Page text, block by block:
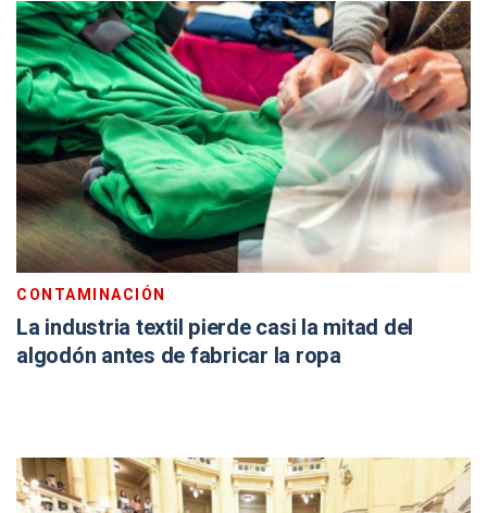
CONTAMINACIÓN
La industria textil pierde casi la mitad del
algodón antes de fabricar la ropa